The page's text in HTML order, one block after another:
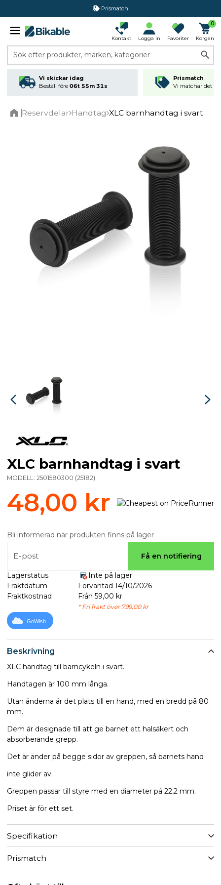
Prismatch
Kontakt Logga in Favoriter
0
Korgen
Sök efter produkter, märken, kategorier
Vi skickar idag
Beställ före 06t 55m 30s
Prismatch
Vi matchar det
Reservdelar Handtag XLC barnhandtag i svart
Beskrivning
XLC handtag till barncykeln i svart.
Handtagen är 100 mm långa.
Utan änderna är det plats till en hand, med en bredd på 80
mm.
Dem är designade till att ge barnet ett halsäkert och
absorberande grepp.
Det är änder på begge sidor av greppen, så barnets hand
inte glider av.
Greppen passar till styre med en diameter på 22,2 mm.
Priset är för ett set.
Specifikation
Prismatch
XLC barnhandtag i svart
MODELL: 2501580300 (25182)
48,00 kr
Bli informerad när produkten finns på lager
E-post Få en notifiering
Lagerstatus
Inte på lager
Fraktdatum
Förväntad 14/10/2026
Fraktkostnad
Från 59,00 kr
* Fri frakt över 799,00 kr
GoWish